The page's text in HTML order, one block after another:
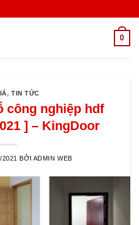
0
,TIN TỨC
công nghiệp hdf
] – KingDoor
BỞI ADMIN WEB